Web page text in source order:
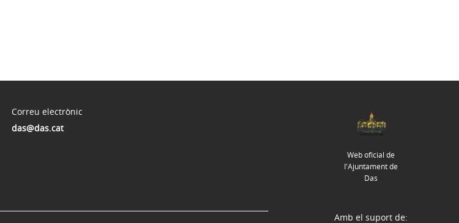
Correu electrònic
das@das.cat
Web oficial de
l'Ajuntament de
Das
Amb el suport de: